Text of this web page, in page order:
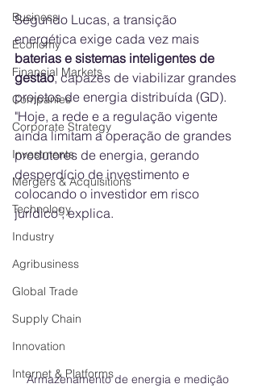
Business
Economy
Financial Markets
Companies
Corporate Strategy
Investments
Mergers & Acquisitions
Technology
Industry
Agribusiness
Global Trade
Supply Chain
Innovation
Internet & Platforms
Segundo Lucas, a transição
energética exige cada vez mais
baterias e sistemas inteligentes de
gestão, capazes de viabilizar grandes
projetos de energia distribuída (GD).
"Hoje, a rede e a regulação vigente
ainda limitam a operação de grandes
produtores de energia, gerando
desperdício de investimento e
colocando o investidor em risco
jurídico", explica.
Armazenamento de energia e medição